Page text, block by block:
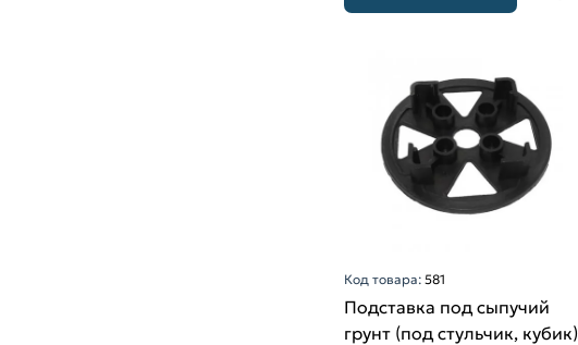
Код товара: 581
Подставка под сыпучий
грунт (под стульчик, кубик)